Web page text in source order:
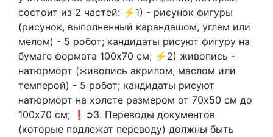
состоит из 2 частей: ⚡1) - рисунок фигуры
(рисунок, выполненный карандашом, углем или
мелом) - 5 робот; кандидаты рисуют фигуру на
бумаге формата 100x70 см; ⚡2) живопись -
натюрморт (живопись акрилом, маслом или
темперой) - 5 робот; кандидаты рисуют
натюрморт на холсте размером от 70х50 см до
100х70 см; ❗➲3. Переводы документов
(которые подлежат переводу) должны быть